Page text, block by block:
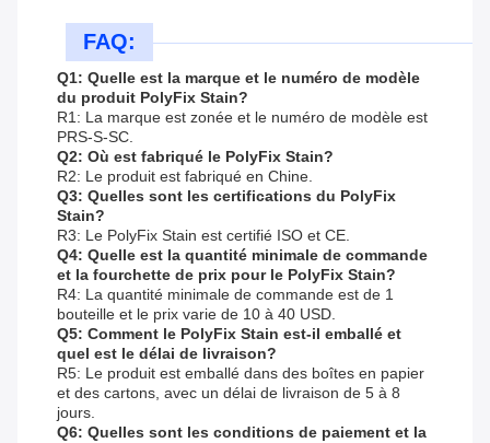
FAQ:
Q1: Quelle est la marque et le numéro de modèle
du produit PolyFix Stain?
R1: La marque est zonée et le numéro de modèle est
PRS-S-SC.
Q2: Où est fabriqué le PolyFix Stain?
R2: Le produit est fabriqué en Chine.
Q3: Quelles sont les certifications du PolyFix
Stain?
R3: Le PolyFix Stain est certifié ISO et CE.
Q4: Quelle est la quantité minimale de commande
et la fourchette de prix pour le PolyFix Stain?
R4: La quantité minimale de commande est de 1
bouteille et le prix varie de 10 à 40 USD.
Q5: Comment le PolyFix Stain est-il emballé et
quel est le délai de livraison?
R5: Le produit est emballé dans des boîtes en papier
et des cartons, avec un délai de livraison de 5 à 8
jours.
Q6: Quelles sont les conditions de paiement et la